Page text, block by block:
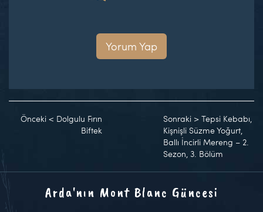
Yorum Yap
Önceki < Dolgulu Fırın
Biftek
Sonraki >Tepsi Kebabı,
Kişnişli Süzme Yoğurt,
Ballı İncirli Mereng – 2.
Sezon, 3. Bölüm
Arda'nın Mont Blanc Güncesi